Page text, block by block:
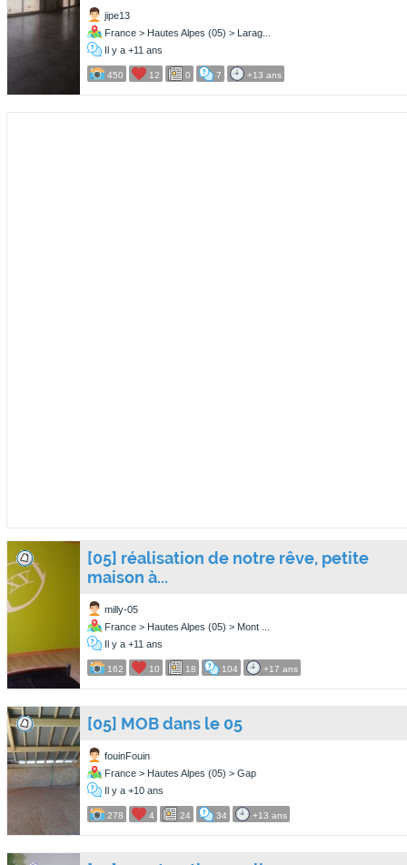
jipe13
France > Hautes Alpes (05) > Larag...
Il y a +11 ans
450 12 0 7 +13 ans
[05] réalisation de notre rêve, petite
maison à...
milly-05
France > Hautes Alpes (05) > Mont ...
Il y a +11 ans
162 10 18 104 +17 ans
[05] MOB dans le 05
fouinFouin
France > Hautes Alpes (05) > Gap
Il y a +10 ans
278 4 24 34 +13 ans